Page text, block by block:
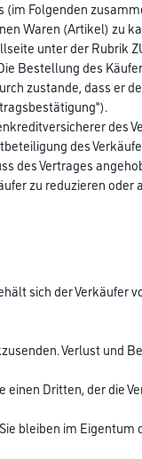
Folgenden
Waren (Artikel) zu
unter der Rubrik
Bestellung des
zustande, dass er
des
des
des Vertrages
zu reduzieren
sich der Verkäufer
Verlust und
Dritten, der die
bleiben im Eigentum